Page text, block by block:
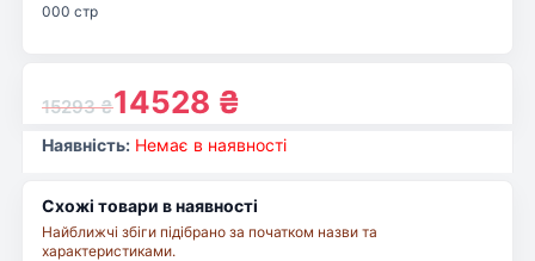
15293₴14528 ₴
000 стр
Наявність: Немає в наявності
Схожі товари в наявності
Найближчі збіги підібрано за початком назви та
характеристиками.